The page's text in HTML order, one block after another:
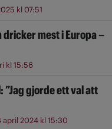
kl 07:51
dricker mest i Europa –
kl 15:56
”Jag gjorde ett val att
april 2024 kl 15:30